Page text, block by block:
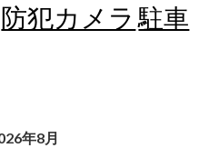
防犯カメラ 駐車
年8月